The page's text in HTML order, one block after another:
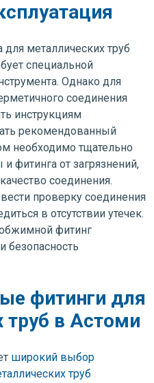
металлических труб
специальной
Однако для
соединения
инструкциям
рекомендованный
необходимо тщательно
фитинга от загрязнений,
соединения.
проверку соединения
в отсутствии утечек.
фитинг
безопасность
фитинги для
труб в Астоми
широкий выбор
труб